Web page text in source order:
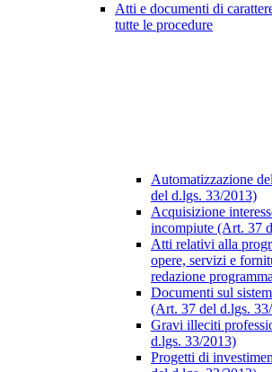
Atti e documenti di
tutte le procedure
Automatizzazione
del d.lgs. 33/2013)
Acquisizione
incompiute (Art. 37
Atti relativi alla
opere, servizi e
redazione
Documenti sul
(Art. 37 del d.lgs.
Gravi illeciti
d.lgs. 33/2013)
Progetti di